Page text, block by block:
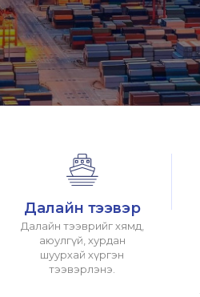
Далайн тээвэр
Далайн тээврийг хямд,
аюулгүй, хурдан
шуурхай хүргэн
тээвэрлэнэ.